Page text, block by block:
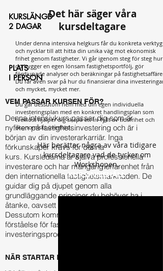
KURSLÄNGD
2 DAGAR
PLATS
I PERSON
VEM PASSAR KURSEN FÖR?
Denna intensivkurs passar dig som är
nyfiken på fastighetsinvestering och är i
början av din investerarkarriär. Inga
förkunskaper krävs för denna
kurs. Kursledarna är själva professionella
investerare och har mångårig erfarenhet från
den internationella fastighetsmarknaden. De
guidar dig på djupet genom alla
grundläggande principer du behöver ha i
åtanke, oavsett fastighetsmarknad.
Dessutom kommer du få fördjupad insikt och
förståelse för fastighetsmarknaden och
investeringsprocessen i UK.
NÄR STARTAR KURSEN?
Det här säger våra
kursdeltagare
Under denna intensiva helgkurs får du konkreta verktyg
och nycklar till att hitta din unika väg mot ekonomisk
frihet genom fastigheter. Vi går igenom steg för steg hur
du bygger en egen lönsam fastighetsportfölj, gör
fördjupade analyser och beräkningar på fastighetsaffärer.
Du får även svar på hur du finansierar dina investeringar
och mycket, mycket mer.
Du går dessutom hem med din egen individuella
investeringsplan med en konkret handlingsplan som
tveklöst hjälper dig skapa ett liv fyllt av tidsfrihet och
ekonomiskt överflöd.
Här berättar några av våra tidigare
kursdeltagare vad de tycker om
Workshopen.
KURSINNEHÅLL